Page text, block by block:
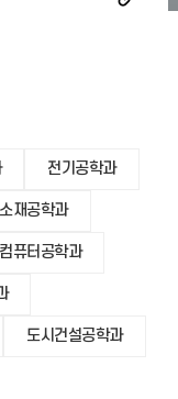
전기공학과
재공학과
컴퓨터공학과
도시건설공학과